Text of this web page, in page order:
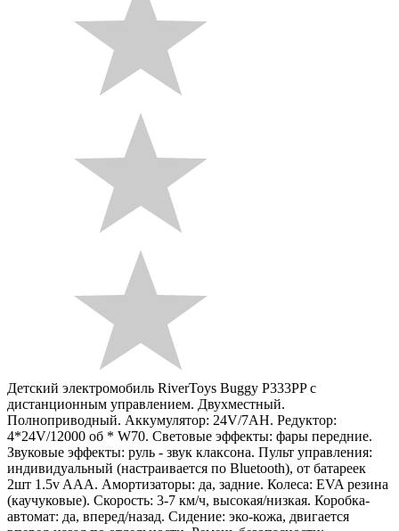
Детский электромобиль RiverToys Buggy P333PP с
дистанционным управлением. Двухместный.
Полноприводный. Аккумулятор: 24V/7AH. Редуктор:
4*24V/12000 об * W70. Световые эффекты: фары передние.
Звуковые эффекты: руль - звук клаксона. Пульт управления:
индивидуальный (настраивается по Bluetooth), от батареек
2шт 1.5v AAA. Амортизаторы: да, задние. Колеса: EVA резина
(каучуковые). Скорость: 3-7 км/ч, высокая/низкая. Коробка-
автомат: да, вперед/назад. Сидение: эко-кожа, двигается